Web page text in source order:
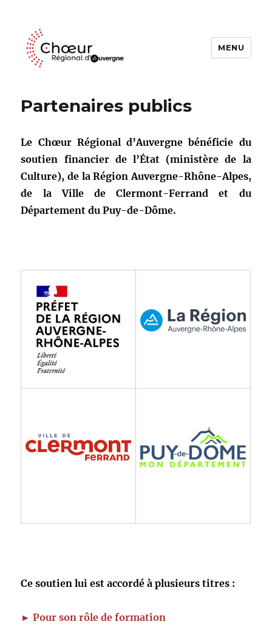
MENU
Partenaires publics
Le Chœur Régional d’Auvergne bénéficie du
soutien financier de l’État (ministère de la
Culture), de la Région Auvergne-Rhône-Alpes,
de la Ville de Clermont-Ferrand et du
Département du Puy-de-Dôme.
Ce soutien lui est accordé à plusieurs titres :
► Pour son rôle de formation